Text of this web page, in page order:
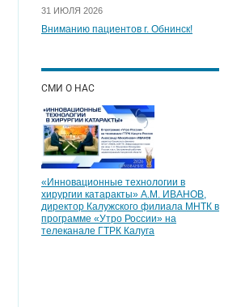
31 ИЮЛЯ 2026
Вниманию пациентов г. Обнинск!
СМИ О НАС
«Инновационные технологии в
хирургии катаракты» А.М. ИВАНОВ,
директор Калужского филиала МНТК в
программе «Утро России» на
телеканале ГТРК Калуга